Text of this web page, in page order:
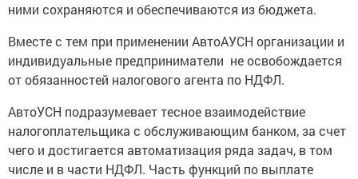
ними сохраняются и обеспечиваются из бюджета.
Вместе с тем при применении АвтоАУСН организации и
индивидуальные предприниматели не освобождается
от обязанностей налогового агента по НДФЛ.
АвтоУСН подразумевает тесное взаимодействие
налогоплательщика с обслуживающим банком, за счет
чего и достигается автоматизация ряда задач, в том
числе и в части НДФЛ. Часть функций по выплате